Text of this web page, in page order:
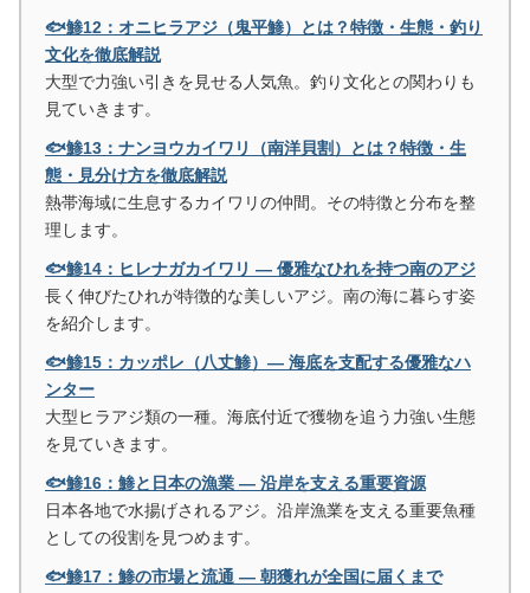
🐟鯵12：オニヒラアジ（鬼平鯵）とは？特徴・生態・釣り
文化を徹底解説
大型で力強い引きを見せる人気魚。釣り文化との関わりも
見ていきます。
🐟鯵13：ナンヨウカイワリ（南洋貝割）とは？特徴・生
態・見分け方を徹底解説
熱帯海域に生息するカイワリの仲間。その特徴と分布を整
理します。
🐟鯵14：ヒレナガカイワリ ― 優雅なひれを持つ南のアジ
長く伸びたひれが特徴的な美しいアジ。南の海に暮らす姿
を紹介します。
🐟鯵15：カッポレ（八丈鯵）― 海底を支配する優雅なハ
ンター
大型ヒラアジ類の一種。海底付近で獲物を追う力強い生態
を見ていきます。
🐟鯵16：鯵と日本の漁業 ― 沿岸を支える重要資源
日本各地で水揚げされるアジ。沿岸漁業を支える重要魚種
としての役割を見つめます。
🐟鯵17：鯵の市場と流通 ― 朝獲れが全国に届くまで